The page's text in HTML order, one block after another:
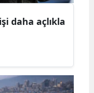
daha açlıkla